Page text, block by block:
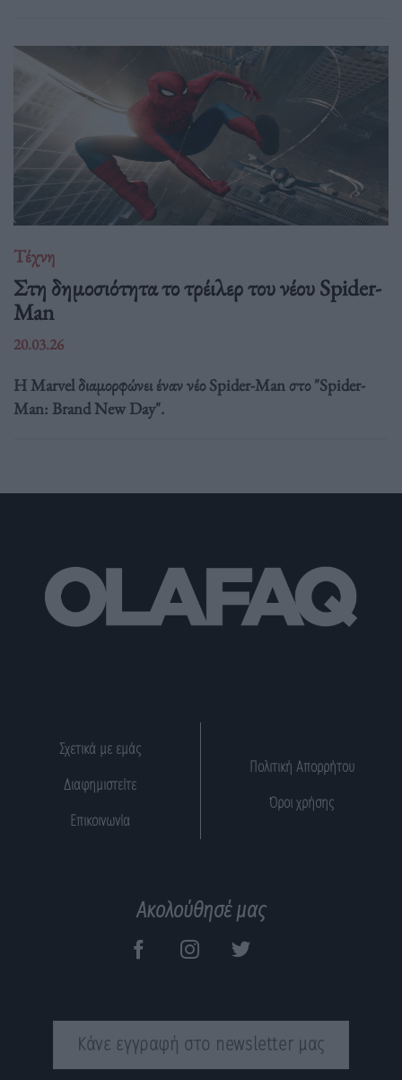
Τέχνη
Στη δημοσιότητα το τρέιλερ του νέου Spider-
Man
20.03.26
Η Marvel διαμορφώνει έναν νέο Spider-Man στο "Spider-
Man: Brand New Day".
Σχετικά με εμάς
Διαφημιστείτε
Επικοινωνία
Πολιτική Απορρήτου
Όροι χρήσης
Ακολούθησέ μας
Κάνε εγγραφή στο newsletter μας